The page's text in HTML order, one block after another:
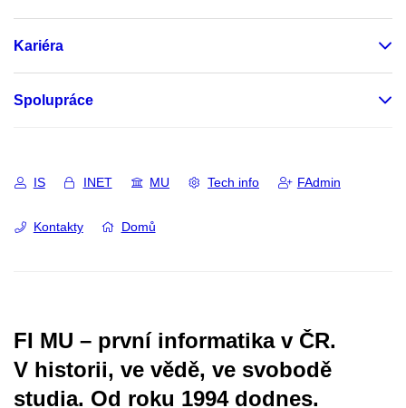
Kariéra
Spolupráce
IS INET MU Tech info FAdmin
Kontakty Domů
FI MU – první informatika v ČR.
V historii, ve vědě, ve svobodě
studia. Od roku 1994 dodnes.